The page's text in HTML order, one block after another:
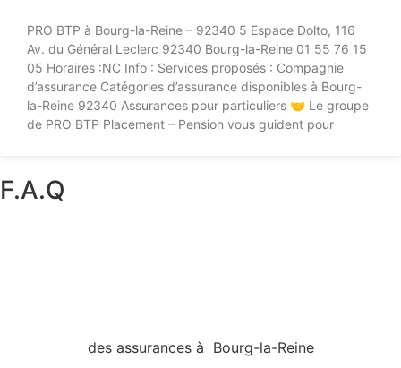
PRO BTP à Bourg-la-Reine – 92340 5 Espace Dolto, 116
Av. du Général Leclerc 92340 Bourg-la-Reine 01 55 76 15
05 Horaires :NC Info : Services proposés : Compagnie
d’assurance Catégories d’assurance disponibles à Bourg-
la-Reine 92340 Assurances pour particuliers 🤝 Le groupe
de PRO BTP Placement – Pension vous guident pour
F.A.Q
des assurances à Bourg-la-Reine